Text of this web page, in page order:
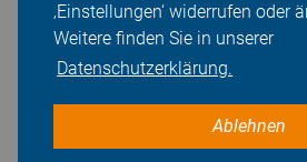
‚Einstellungen‘ widerrufen oder
Weitere finden Sie in unserer
Datenschutzerklärung.
Ablehnen
Bleiben Sie in Kontakt